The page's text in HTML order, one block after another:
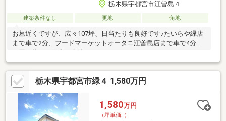
栃木県宇都宮市江曽島４
建築条件なし 更地 角地
お墓近くですが、広々107坪、日当たりも良好です♪たいらや緑店
まで車で2分、フードマーケットオータニ江曽島店まで車で4分の
栃木県宇都宮市緑４ 1,580万円
1,580万円
（坪単価:-）